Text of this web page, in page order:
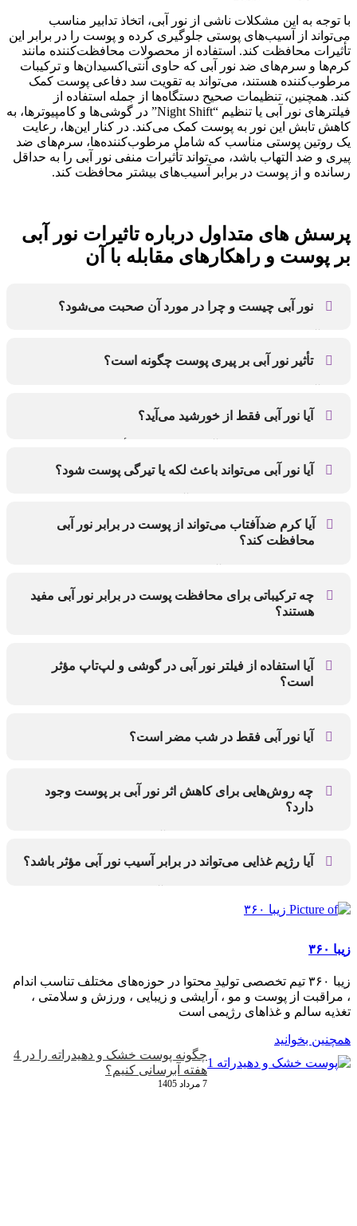
با توجه به این مشکلات ناشی از نور آبی، اتخاذ تدابیر مناسب
می‌تواند از آسیب‌های پوستی جلوگیری کرده و پوست را در برابر این
تأثیرات محافظت کند. استفاده از محصولات محافظت‌کننده مانند
کرم‌ها و سرم‌های ضد نور آبی که حاوی آنتی‌اکسیدان‌ها و ترکیبات
مرطوب‌کننده هستند، می‌تواند به تقویت سد دفاعی پوست کمک
کند. همچنین، تنظیمات صحیح دستگاه‌ها از جمله استفاده از
فیلترهای نور آبی یا تنظیم “Night Shift” در گوشی‌ها و کامپیوترها، به
کاهش تابش این نور به پوست کمک می‌کند. در کنار این‌ها، رعایت
یک روتین پوستی مناسب که شامل مرطوب‌کننده‌ها، سرم‌های ضد
پیری و ضد التهاب باشد، می‌تواند تأثیرات منفی نور آبی را به حداقل
رسانده و از پوست در برابر آسیب‌های بیشتر محافظت کند.
پرسش های متداول درباره تاثیرات نور آبی
بر پوست و راهکارهای مقابله با آن
نور آبی چیست و چرا در مورد آن صحبت می‌شود؟
صفحه نمایش گوشی، لپ‌تاپ و مانیتور ساطع می‌شود. این نور
طول موج کوتاهی دارد و انرژی بالای آن می‌تواند به سلول‌های
پوست آسیب رسانده و فرآیند پیری پوست را تسریع کند.
تأثیر نور آبی بر پیری پوست چگونه است؟
آزاد می‌شود. این ترکیبات مضر به کلاژن و الاستین آسیب
می‌زنند، منجر به ایجاد چین‌وچروک، تیرگی و کاهش شادابی
آیا نور آبی فقط از خورشید می‌آید؟
دستگاه‌های دیجیتال مانند تلفن همراه، تبلت، تلویزیون و مانیتور
رایانه منتشر می‌شود و چون استفاده از این وسایل زیاد است،
تماس پوست با این نور به‌صورت مداوم اتفاق می‌افتد.
آیا نور آبی می‌تواند باعث لکه یا تیرگی پوست شود؟
ملانین و در نتیجه تیرگی، لک‌های پوستی و تغییر رنگ غیر
یکنواخت در سطح پوست شود.
آیا کرم ضدآفتاب می‌تواند از پوست در برابر نور آبی
محافظت کند؟
UVB محافظت می‌کنند. برای مقابله با نور آبی باید از
ضدآفتاب‌هایی استفاده کنید که حاوی اکسید آهن، زینک اکساید
یا ترکیبات آنتی‌اکسیدانی قوی باشند.
چه ترکیباتی برای محافظت پوست در برابر نور آبی مفید
هستند؟
آنتی‌اکسیدان‌هایی مانند رزمارینیک اسید و پلی‌فنول‌ها می‌توانند
اثرات مضر نور آبی را کاهش داده و از پیری زودرس پوست
جلوگیری کنند.
آیا استفاده از فیلتر نور آبی در گوشی و لپ‌تاپ مؤثر
است؟
نور آبی می‌تواند شدت تابش این نور را کاهش دهد و در کنار
مراقبت‌های پوستی، تأثیر مثبتی بر سلامت پوست و چشم
آیا نور آبی فقط در شب مضر است؟
علاوه بر آسیب پوستی، بر ترشح ملاتونین و کیفیت خواب نیز
تأثیر منفی می‌گذارد و در نتیجه باعث افزایش استرس
اکسیداتیو در پوست می‌شود.
چه روش‌هایی برای کاهش اثر نور آبی بر پوست وجود
دارد؟
آبی، محدود کردن زمان استفاده از دستگاه‌های دیجیتال و
رعایت رژیم غذایی سرشار از میوه و سبزیجات می‌تواند به
کاهش اثرات مضر نور آبی کمک کند.
آیا رژیم غذایی می‌تواند در برابر آسیب نور آبی مؤثر باشد؟
انار، چای سبز و سبزیجات برگ‌دار می‌تواند به تقویت سیستم
زیبا ۳۶۰
زیبا ۳۶۰ تیم تخصصی تولید محتوا در حوزه‌های مختلف تناسب اندام
، مراقبت از پوست و مو ، آرایشی و زیبایی ، ورزش و سلامتی ،
تغذیه سالم و غذاهای رژیمی است
همچنین بخوانید
چگونه پوست خشک و دهیدراته را در 4
هفته آبرسانی کنیم؟
7 مرداد 1405